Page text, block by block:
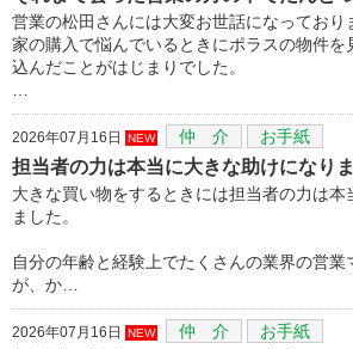
営業の松田さんには大変お世話になっており
家の購入で悩んでいるときにポラスの物件を
込んだことがはじまりでした。
2026年07月16日 NEW 仲 介 お手紙
担当者の力は本当に大きな助けになりま
大きな買い物をするときには担当者の力は本
ました。
自分の年齢と経験上でたくさんの業界の営業
が、か…
2026年07月16日 NEW 仲 介 お手紙